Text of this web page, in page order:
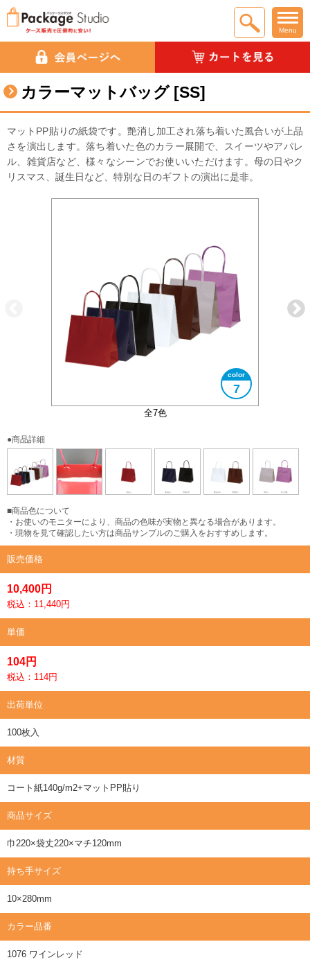
Menu
カラーマットバッグ [SS]
マットPP貼りの紙袋です。艶消し加工され落ち着いた風合いが上品
さを演出します。落ち着いた色のカラー展開で、スイーツやアパレ
ル、雑貨店など、様々なシーンでお使いいただけます。母の日やク
リスマス、誕生日など、特別な日のギフトの演出に是非。
全7色
7
持ち手部分アップ
●商品詳細
■商品色について
・お使いのモニターにより、商品の色味が実物と異なる場合があります。
・現物を見て確認したい方は商品サンプルのご購入をおすすめします。
販売価格
10,400円
税込：11,440円
単価
104円
税込：114円
出荷単位
100枚入
材質
コート紙140g/m2+マットPP貼り
商品サイズ
巾220×袋丈220×マチ120mm
持ち手サイズ
10×280mm
カラー品番
1076 ワインレッド